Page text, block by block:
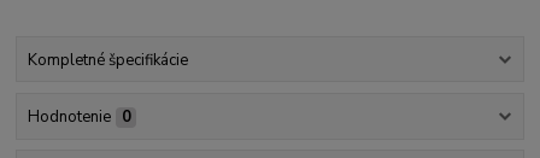
Kompletné špecifikácie
Hodnotenie 0